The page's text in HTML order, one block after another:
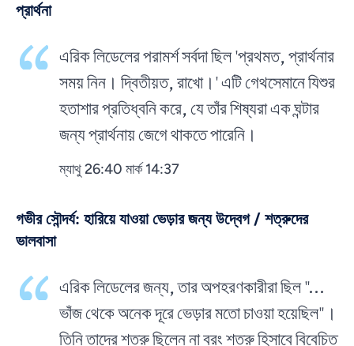
প্রার্থনা
এরিক লিডেলের পরামর্শ সর্বদা ছিল 'প্রথমত, প্রার্থনার
সময় নিন। দ্বিতীয়ত, রাখো।' এটি গেথসেমানে যিশুর
হতাশার প্রতিধ্বনি করে, যে তাঁর শিষ্যরা এক ঘন্টার
জন্য প্রার্থনায় জেগে থাকতে পারেনি।
ম্যাথু 26:40 মার্ক 14:37
গভীর সৌন্দর্য: হারিয়ে যাওয়া ভেড়ার জন্য উদ্বেগ / শত্রুদের
ভালবাসা
এরিক লিডেলের জন্য, তার অপহরণকারীরা ছিল "...
ভাঁজ থেকে অনেক দূরে ভেড়ার মতো চাওয়া হয়েছিল"।
তিনি তাদের শত্রু ছিলেন না বরং শত্রু হিসাবে বিবেচিত